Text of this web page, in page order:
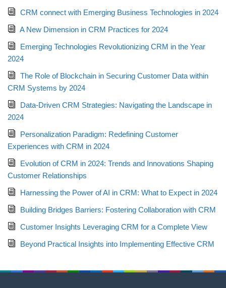
CRM connect with Emerging Business Technologies in 2024
A New Dimension in CRM Practices for 2024
Emerging Technologies Revolutionizing CRM in the Year
2024
The Role of Blockchain in Securing Customer Data within
CRM Systems by 2024
Data-Driven CRM Strategies: Navigating the Landscape in
2024
Personalization Paradigm: Redefining Customer
Experiences with CRM in 2024
Evolution of CRM in 2024: Trends and Innovations Shaping
Customer Relationships
Harnessing the Power of AI in CRM: What to Expect in 2024
Building Bridges Barriers: Fostering Collaboration with CRM
Customer Insights Leveraging CRM for a Complete View
Beyond Practical Insights into Implementing Effective CRM